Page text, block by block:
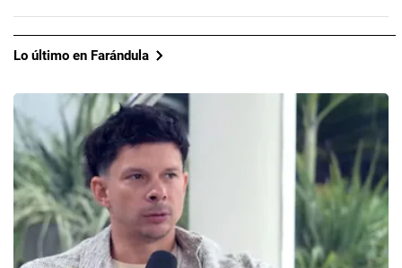
Lo último en Farándula